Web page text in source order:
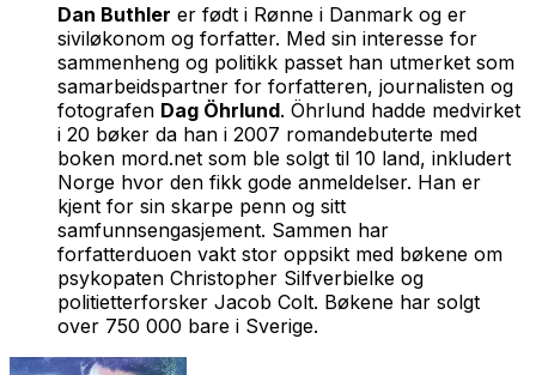
Dan Buthler er født i Rønne i Danmark og er
siviløkonom og forfatter. Med sin interesse for
sammenheng og politikk passet han utmerket som
samarbeidspartner for forfatteren, journalisten og
fotografen Dag Öhrlund. Öhrlund hadde medvirket
i 20 bøker da han i 2007 romandebuterte med
boken mord.net som ble solgt til 10 land, inkludert
Norge hvor den fikk gode anmeldelser. Han er
kjent for sin skarpe penn og sitt
samfunnsengasjement. Sammen har
forfatterduoen vakt stor oppsikt med bøkene om
psykopaten Christopher Silfverbielke og
politietterforsker Jacob Colt. Bøkene har solgt
over 750 000 bare i Sverige.